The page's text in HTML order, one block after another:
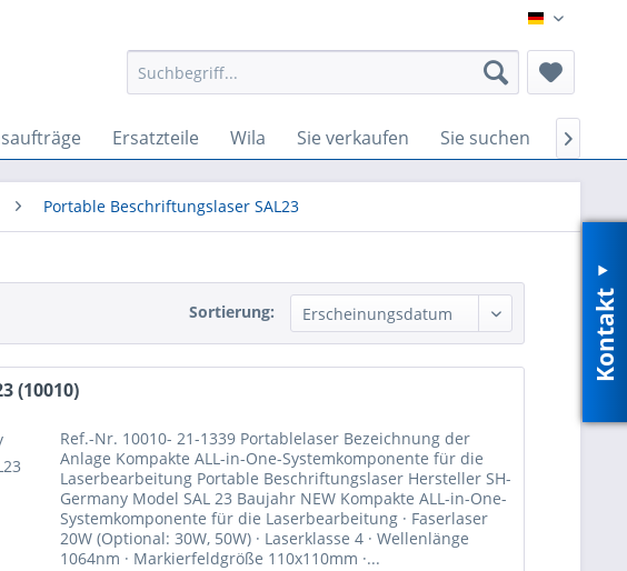
DE
Ersatzteile Wila Sie verkaufen Sie suchen Wir

Portable Beschriftungslaser SAL23
Sortierung:
(10010)
Ref.-Nr. 10010- 21-1339 Portablelaser Bezeichnung der
Anlage Kompakte ALL-in-One-Systemkomponente für die
Laserbearbeitung Portable Beschriftungslaser Hersteller SH-
Germany Model SAL 23 Baujahr NEW Kompakte ALL-in-One-
Systemkomponente für die Laserbearbeitung · Faserlaser
20W (Optional: 30W, 50W) · Laserklasse 4 · Wellenlänge
1064nm · Markierfeldgröße 110x110mm ·...
Kontakt